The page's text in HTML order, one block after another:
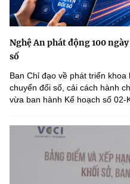
Nghệ An phát động 100
số
Ban Chỉ đạo về phát triển
chuyển đổi số, cải cách hành
vừa ban hành Kế hoạch số 02-